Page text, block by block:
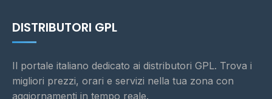
DISTRIBUTORI GPL
Il portale italiano dedicato ai distributori GPL. Trova i
migliori prezzi, orari e servizi nella tua zona con
aggiornamenti in tempo reale.